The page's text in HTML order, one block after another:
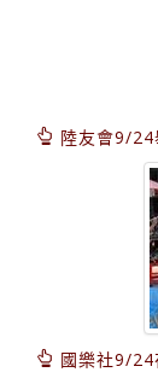
陸友會9/24
國樂社9/24